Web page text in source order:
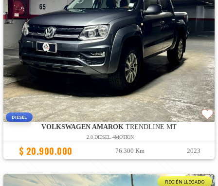
DIESEL
VOLKSWAGEN AMAROKTRENDLINE MT
2.0 DIESEL 4MOTION
$ 20.900.000 76.300 Km 2023
RECIÉN LLEGADO